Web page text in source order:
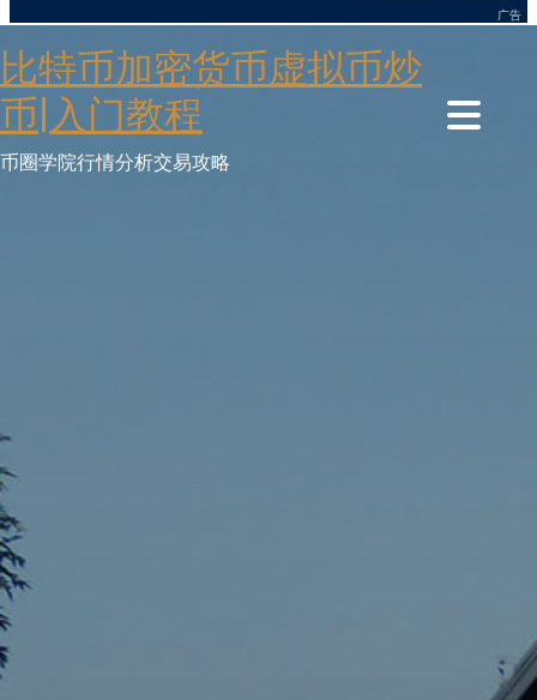
to
content
比特币加密货币虚拟币炒
币|入门教程
币圈学院行情分析交易攻略